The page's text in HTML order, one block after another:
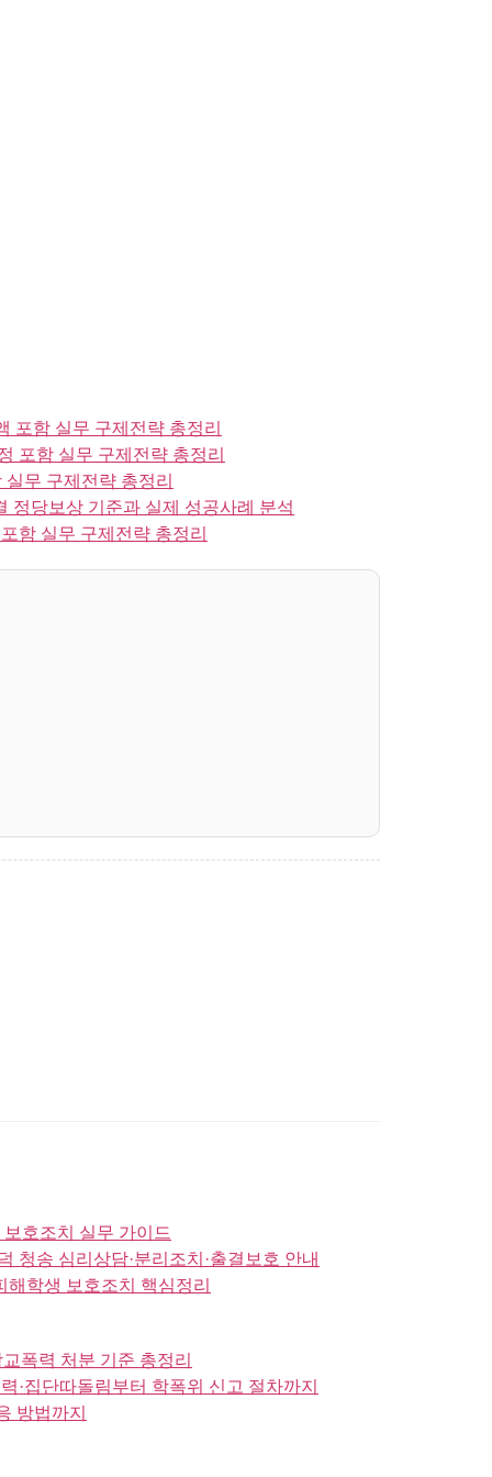
포함 실무 구제전략 총정리
포함 실무 구제전략 총정리
무 구제전략 총정리
정당보상 기준과 실제 성공사례 분석
함 실무 구제전략 총정리
호조치 실무 가이드
청송 심리상담·분리조치·출결보호 안내
학생 보호조치 핵심정리
폭력 처분 기준 총정리
·집단따돌림부터 학폭위 신고 절차까지
방법까지